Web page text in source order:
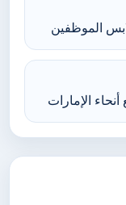
الموظفين
الإمارات